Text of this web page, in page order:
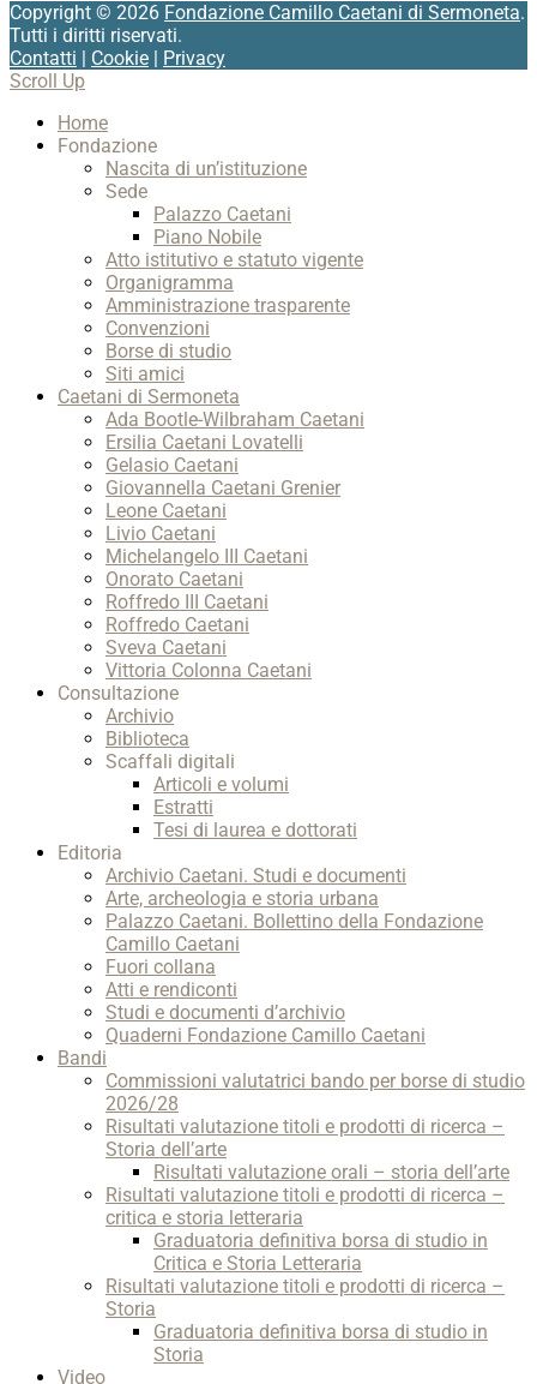
Copyright © 2026 Fondazione Camillo Caetani di Sermoneta.
Tutti i diritti riservati.
Contatti
Cookie
Privacy
Scroll Up
Home
Fondazione
Nascita di un’istituzione
Sede
Palazzo Caetani
Piano Nobile
Atto istitutivo e statuto vigente
Organigramma
Amministrazione trasparente
Convenzioni
Borse di studio
Siti amici
Caetani di Sermoneta
Ada Bootle-Wilbraham Caetani
Ersilia Caetani Lovatelli
Gelasio Caetani
Giovannella Caetani Grenier
Leone Caetani
Livio Caetani
Michelangelo III Caetani
Onorato Caetani
Roffredo III Caetani
Roffredo Caetani
Sveva Caetani
Vittoria Colonna Caetani
Consultazione
Archivio
Biblioteca
Scaffali digitali
Articoli e volumi
Estratti
Tesi di laurea e dottorati
Editoria
Archivio Caetani. Studi e documenti
Arte, archeologia e storia urbana
Palazzo Caetani. Bollettino della Fondazione
Camillo Caetani
Fuori collana
Atti e rendiconti
Studi e documenti d’archivio
Quaderni Fondazione Camillo Caetani
Bandi
Commissioni valutatrici bando per borse di studio
2026/28
Risultati valutazione titoli e prodotti di ricerca –
Storia dell’arte
Risultati valutazione orali – storia dell’arte
Risultati valutazione titoli e prodotti di ricerca –
critica e storia letteraria
Graduatoria definitiva borsa di studio in
Critica e Storia Letteraria
Risultati valutazione titoli e prodotti di ricerca –
Storia
Graduatoria definitiva borsa di studio in
Storia
Video